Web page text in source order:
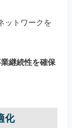
ットワークを
継続性を確保
化